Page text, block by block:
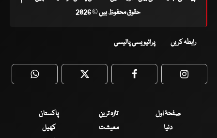
حقوق محفوظ ہیں © 2026
رابطہ کریں پرائیویسی پالیسی
WhatsApp Twitter Facebook
صفحۂ اول تازہ ترین
پاکستان
دنیا
معیشت
کھیل